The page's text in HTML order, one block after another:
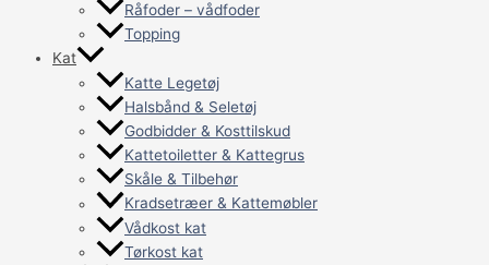
Råfoder – vådfoder
Topping
Kat
Katte Legetøj
Halsbånd & Seletøj
Godbidder & Kosttilskud
Kattetoiletter & Kattegrus
Skåle & Tilbehør
Kradsetræer & Kattemøbler
Vådkost kat
Tørkost kat